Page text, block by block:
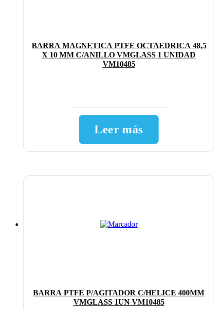
BARRA MAGNETICA PTFE OCTAEDRICA 48,5
X 10 MM C/ANILLO VMGLASS 1 UNIDAD
VM10485
Leer más
BARRA PTFE P/AGITADOR C/HELICE 400MM
VMGLASS 1UN VM10485